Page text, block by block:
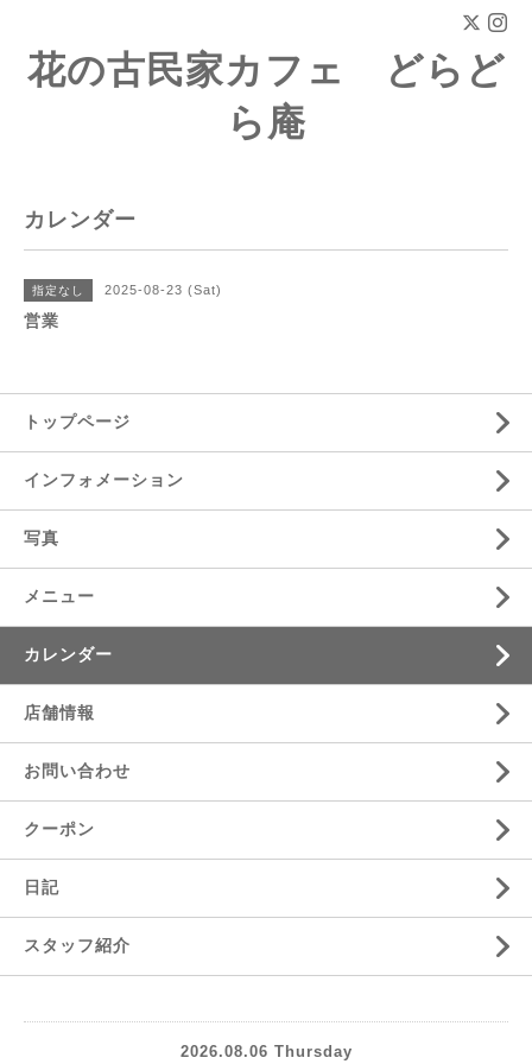
花の古民家カフェ どらど
ら庵
カレンダー
指定なし 2025-08-23 (Sat)
営業
トップページ
インフォメーション
写真
メニュー
カレンダー
店舗情報
お問い合わせ
クーポン
日記
スタッフ紹介
2026.08.06 Thursday